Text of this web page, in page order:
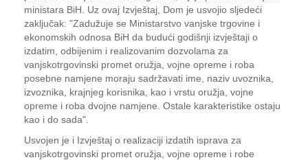
ministara BiH. Uz ovaj Izvještaj, Dom je usvojio sljedeći
zaključak: "Zadužuje se Ministarstvo vanjske trgovine i
ekonomskih odnosa BiH da budući godišnji izvještaji o
izdatim, odbijenim i realizovanim dozvolama za
vanjskotrgovinski promet oružja, vojne opreme i roba
posebne namjene moraju sadržavati ime, naziv uvoznika,
izvoznika, krajnjeg korisnika, kao i vrstu oružja, vojne
opreme i roba dvojne namjene. Ostale karakteristike ostaju
kao i do sada".
Usvojen je i Izvještaj o realizaciji izdatih isprava za
vanjskotrgovinski promet oružja, vojne opreme i robe